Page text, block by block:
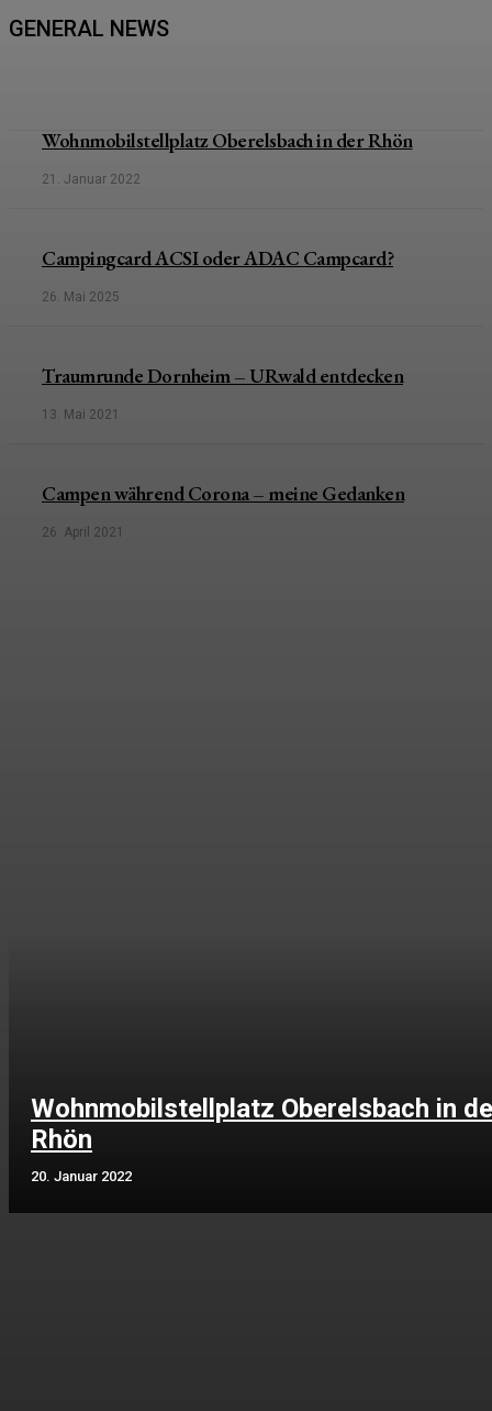
GENERAL NEWS
Wohnmobilstellplatz Oberelsbach in der Rhön
21. Januar 2022
Campingcard ACSI oder ADAC Campcard?
26. Mai 2025
Traumrunde Dornheim – URwald entdecken
13. Mai 2021
Campen während Corona – meine Gedanken
26. April 2021
Wohnmobilstellplatz Oberelsbach in
Rhön
20. Januar 2022